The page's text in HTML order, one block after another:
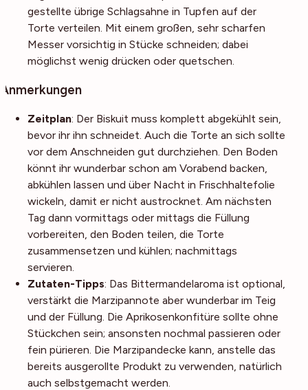
gestellte übrige Schlagsahne in Tupfen auf der
Torte verteilen. Mit einem großen, sehr scharfen
Messer vorsichtig in Stücke schneiden; dabei
möglichst wenig drücken oder quetschen.
Anmerkungen
Zeitplan: Der Biskuit muss komplett abgekühlt sein,
bevor ihr ihn schneidet. Auch die Torte an sich sollte
vor dem Anschneiden gut durchziehen. Den Boden
könnt ihr wunderbar schon am Vorabend backen,
abkühlen lassen und über Nacht in Frischhaltefolie
wickeln, damit er nicht austrocknet. Am nächsten
Tag dann vormittags oder mittags die Füllung
vorbereiten, den Boden teilen, die Torte
zusammensetzen und kühlen; nachmittags
servieren.
Zutaten-Tipps: Das Bittermandelaroma ist optional,
verstärkt die Marzipannote aber wunderbar im Teig
und der Füllung. Die Aprikosenkonfitüre sollte ohne
Stückchen sein; ansonsten nochmal passieren oder
fein pürieren. Die Marzipandecke kann, anstelle das
bereits ausgerollte Produkt zu verwenden, natürlich
auch selbstgemacht werden.